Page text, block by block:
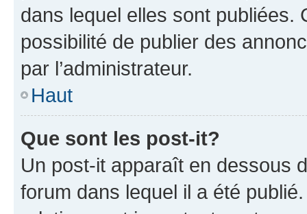
dans lequel elles sont publiées.
possibilité de publier des
par l’administrateur.
Haut
Que sont les post-it?
Un post-it apparaît en dessous
forum dans lequel il a été